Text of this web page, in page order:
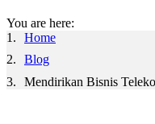
You are here:
Home
Blog
Mendirikan Bisnis